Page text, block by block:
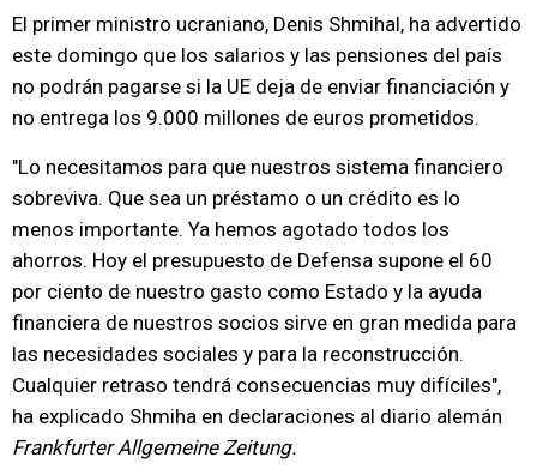
El primer ministro ucraniano, Denis Shmihal, ha advertido
este domingo que los salarios y las pensiones del país
no podrán pagarse si la UE deja de enviar financiación y
no entrega los 9.000 millones de euros prometidos.
"Lo necesitamos para que nuestros sistema financiero
sobreviva. Que sea un préstamo o un crédito es lo
menos importante. Ya hemos agotado todos los
ahorros. Hoy el presupuesto de Defensa supone el 60
por ciento de nuestro gasto como Estado y la ayuda
financiera de nuestros socios sirve en gran medida para
las necesidades sociales y para la reconstrucción.
Cualquier retraso tendrá consecuencias muy difíciles",
ha explicado Shmiha en declaraciones al diario alemán
Frankfurter Allgemeine Zeitung.